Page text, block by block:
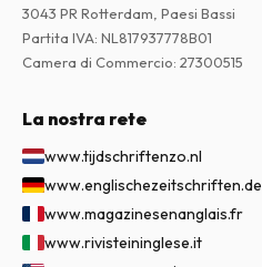
3043 PR Rotterdam, Paesi Bassi
Partita IVA: NL817937778B01
Camera di Commercio: 27300515
La nostra rete
www.tijdschriftenzo.nl
www.englischezeitschriften.de
www.magazinesenanglais.fr
www.rivisteininglese.it